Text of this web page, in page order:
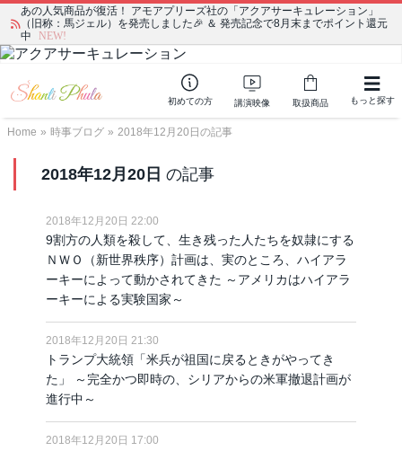
あの人気商品が復活！ アモアプリーズ社の「アクアサーキュレーション」
（旧称：馬ジェル）を発売しました🎉 ＆ 発売記念で8月末までポイント還元
中
NEW!
宗教学講座 中級コース 第139回 明治以降の日本の闇３ 〜日本の黒幕た
ちの出自／在日が入り込むヤクザ／朝鮮進駐軍から始まったパチンコ利権
初めての方 講演映像 取扱商品 もっと探す
Home » 時事ブログ » 2018年12月20日の記事
2018年12月20日 の記事
2018年12月20日 22:00
9割方の人類を殺して、生き残った人たちを奴隷にする
ＮＷＯ（新世界秩序）計画は、実のところ、ハイアラ
ーキーによって動かされてきた ～アメリカはハイアラ
ーキーによる実験国家～
2018年12月20日 21:30
トランプ大統領「米兵が祖国に戻るときがやってき
た」 ～完全かつ即時の、シリアからの米軍撤退計画が
進行中～
2018年12月20日 17:00